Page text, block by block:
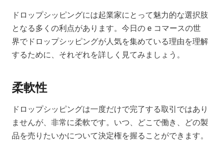
ドロップシッピングには起業家にとって魅力的な選択肢
となる多くの利点があります。今日の e コマースの世
界でドロップシッピングが人気を集めている理由を理解
するために、それぞれを詳しく見てみましょう。
柔軟性
ドロップシッピングは一度だけで完了する取引ではあり
ませんが、非常に柔軟です。いつ、どこで働き、どの製
品を売りたいかについて決定権を握ることができます。